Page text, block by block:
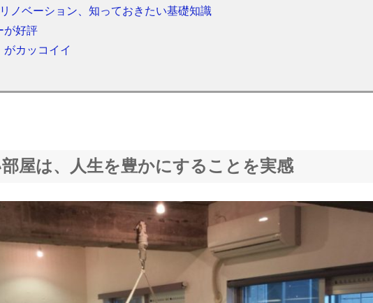
ノベーション、知っておきたい基礎知識
が好評
カッコイイ
屋は、人生を豊かにすることを実感